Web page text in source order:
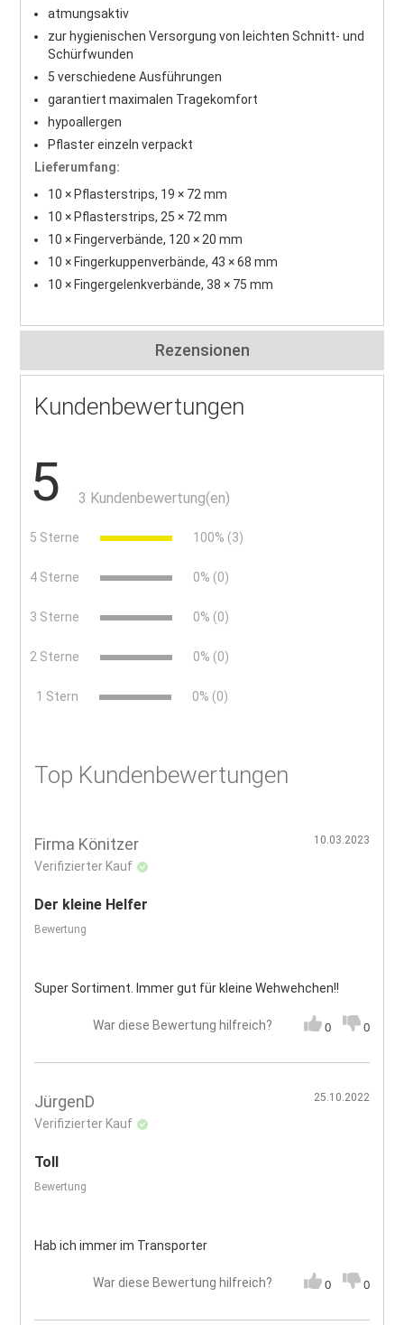
atmungsaktiv
zur hygienischen Versorgung von leichten Schnitt- und
Schürfwunden
5 verschiedene Ausführungen
garantiert maximalen Tragekomfort
hypoallergen
Pflaster einzeln verpackt
Lieferumfang:
10 × Pflasterstrips, 19 × 72 mm
10 × Pflasterstrips, 25 × 72 mm
10 × Fingerverbände, 120 × 20 mm
10 × Fingerkuppenverbände, 43 × 68 mm
10 × Fingergelenkverbände, 38 × 75 mm
Rezensionen
Kundenbewertungen
5 3 Kundenbewertung(en)
5 Sterne 100% (3)
4 Sterne 0% (0)
3 Sterne 0% (0)
2 Sterne 0% (0)
1 Stern 0% (0)
Top Kundenbewertungen
Firma Könitzer
Verifizierter Kauf
10.03.2023
Der kleine Helfer
Bewertung
Super Sortiment. Immer gut für kleine Wehwehchen!!
War diese Bewertung hilfreich? 0 0
JürgenD
Verifizierter Kauf
25.10.2022
Toll
Bewertung
Hab ich immer im Transporter
War diese Bewertung hilfreich? 0 0